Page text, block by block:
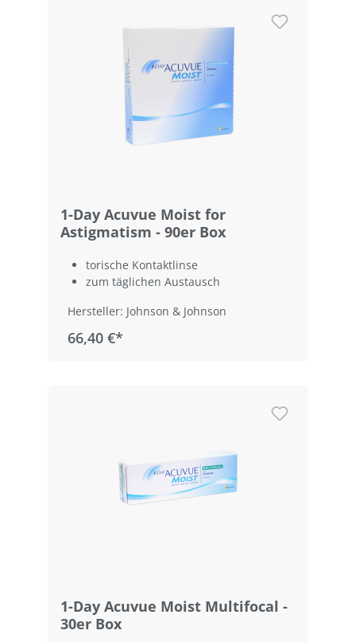
1-Day Acuvue Moist for
Astigmatism - 90er Box
torische Kontaktlinse
zum täglichen Austausch
Hersteller: Johnson & Johnson
66,40 €*
1-Day Acuvue Moist Multifocal -
30er Box